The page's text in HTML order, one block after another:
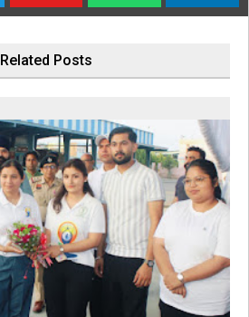
Related Posts